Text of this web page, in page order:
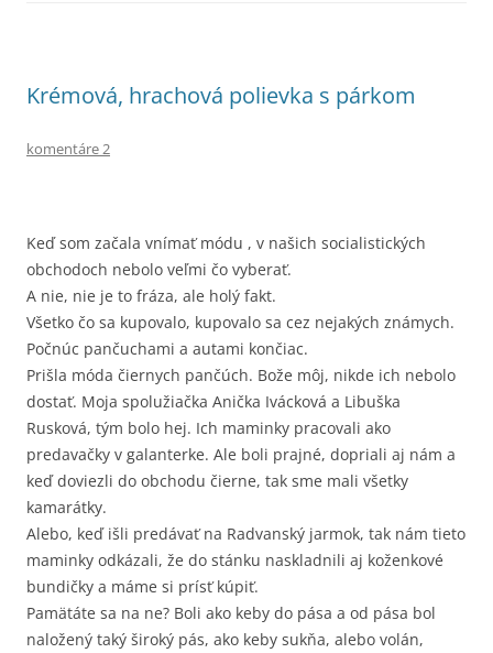
Krémová, hrachová polievka s párkom
komentáre 2
Keď som začala vnímať módu , v našich socialistických
obchodoch nebolo veľmi čo vyberať.
A nie, nie je to fráza, ale holý fakt.
Všetko čo sa kupovalo, kupovalo sa cez nejakých známych.
Počnúc pančuchami a autami končiac.
Prišla móda čiernych pančúch. Bože môj, nikde ich nebolo
dostať. Moja spolužiačka Anička Ivácková a Libuška
Rusková, tým bolo hej. Ich maminky pracovali ako
predavačky v galanterke. Ale boli prajné, dopriali aj nám a
keď doviezli do obchodu čierne, tak sme mali všetky
kamarátky.
Alebo, keď išli predávať na Radvanský jarmok, tak nám tieto
maminky odkázali, že do stánku naskladnili aj koženkové
bundičky a máme si prísť kúpiť.
Pamätáte sa na ne? Boli ako keby do pása a od pása bol
naložený taký široký pás, ako keby sukňa, alebo volán,